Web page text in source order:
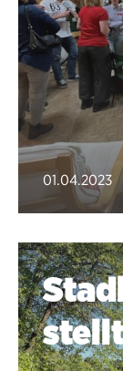
01.04.2023